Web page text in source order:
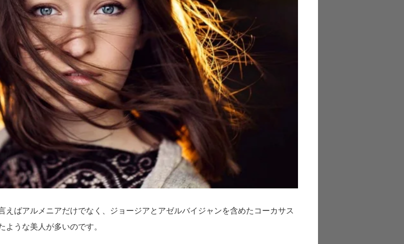
えばアルメニアだけでなく、ジョージアとアゼルバイジャンを含めたコーカサス
うな美人が多いのです。